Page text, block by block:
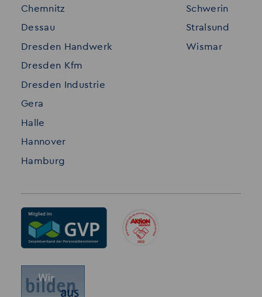
Datenschutz
Impressum
Chemnitz
Dessau
Dresden Handwerk
Dresden Kfm
Dresden Industrie
Gera
Halle
Hannover
Hamburg
Schwerin
Stralsund
Wismar